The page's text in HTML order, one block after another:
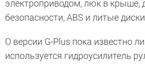
электроприводом, люк в крыше,
безопасности, ABS и литые
О версии G-Plus пока известно
используется гидроусилитель